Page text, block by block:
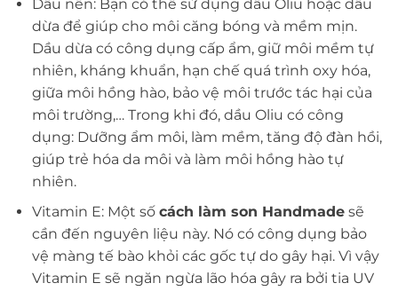
Dầu nền: Bạn có thể sử dụng dầu Oliu hoặc dầu
dừa để giúp cho môi căng bóng và mềm mịn.
Dầu dừa có công dụng cấp ẩm, giữ môi mềm tự
nhiên, kháng khuẩn, hạn chế quá trình oxy hóa,
giữa môi hồng hào, bảo vệ môi trước tác hại của
môi trường,… Trong khi đó, dầu Oliu có công
dụng: Dưỡng ẩm môi, làm mềm, tăng độ đàn hồi,
giúp trẻ hóa da môi và làm môi hồng hào tự
nhiên.
Vitamin E: Một số cách làm son Handmadesẽ
cần đến nguyên liệu này. Nó có công dụng bảo
vệ màng tế bào khỏi các gốc tự do gây hại. Vì vậy
Vitamin E sẽ ngăn ngừa lão hóa gây ra bởi tia UV